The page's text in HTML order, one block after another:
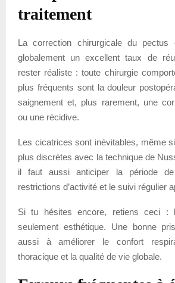
traitement
La correction chirurgicale du pectus
globalement un excellent taux de
rester réaliste : toute chirurgie
plus fréquents sont la douleur
saignement et, plus rarement, une
ou une récidive.
Les cicatrices sont inévitables, même
plus discrètes avec la technique de
il faut aussi anticiper la période de
restrictions d’activité et le suivi régulier
Si tu hésites encore, retiens ceci :
seulement esthétique. Une bonne
aussi à améliorer le confort
thoracique et la qualité de vie globale.